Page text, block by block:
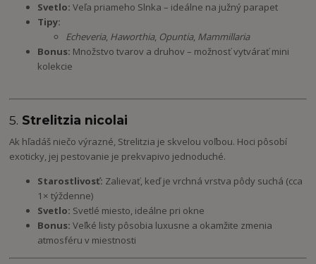
Svetlo: Veľa priameho Slnka – ideálne na južný parapet
Tipy:
Echeveria, Haworthia, Opuntia, Mammillaria
Bonus: Množstvo tvarov a druhov – možnosť vytvárať mini
kolekcie
5. Strelitzia nicolai
Ak hľadáš niečo výrazné, Strelitzia je skvelou voľbou. Hoci pôsobí
exoticky, jej pestovanie je prekvapivo jednoduché.
Starostlivosť: Zalievať, keď je vrchná vrstva pôdy suchá (cca
1× týždenne)
Svetlo: Svetlé miesto, ideálne pri okne
Bonus: Veľké listy pôsobia luxusne a okamžite zmenia
atmosféru v miestnosti